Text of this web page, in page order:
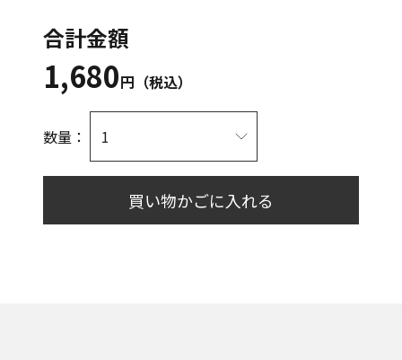
合計金額
1,680円（税込）
数量：
買い物かごに入れる